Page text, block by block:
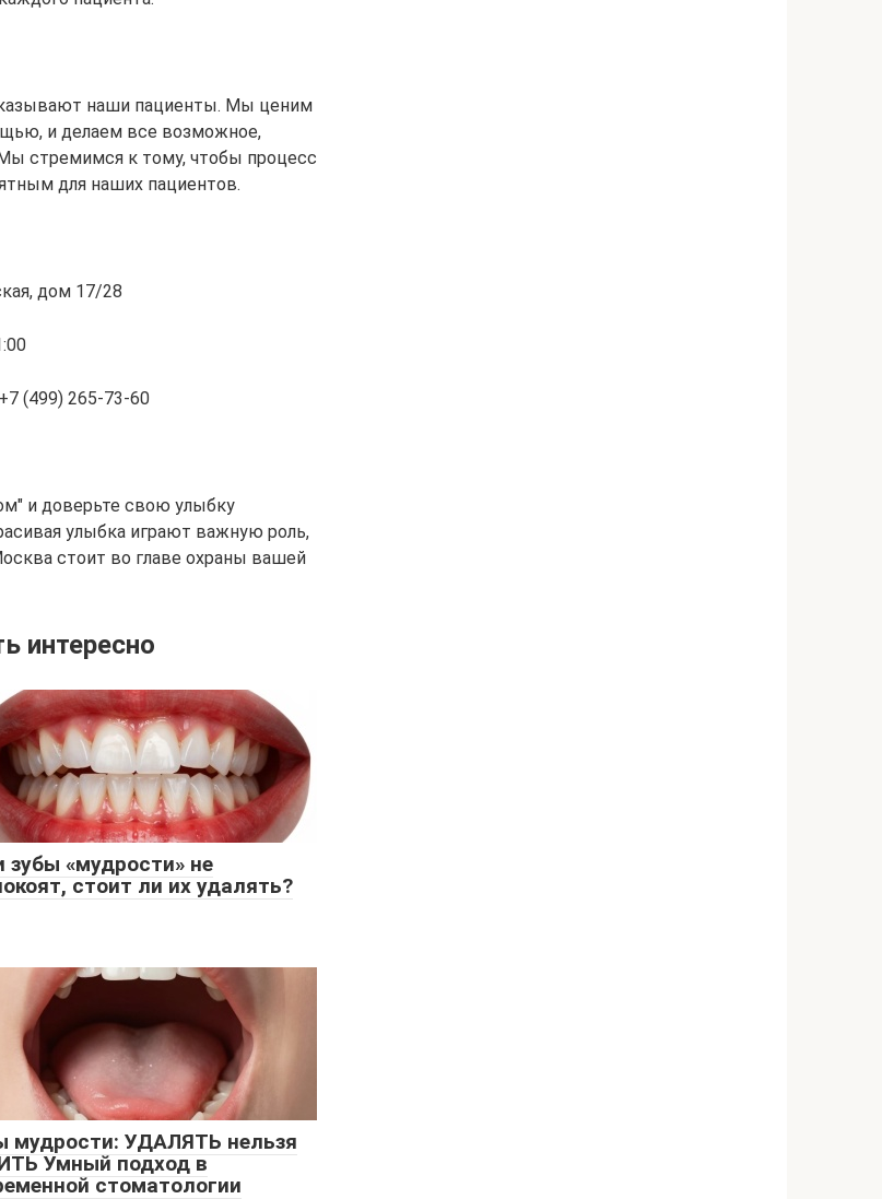
наши пациенты. Мы ценим
и делаем все возможное,
стремимся к тому, чтобы процесс
для наших пациентов.
дом 17/28
(499) 265-73-60
и доверьте свою улыбку
улыбка играют важную роль,
стоит во главе охраны вашей
интересно
зубы «мудрости» не
стоит ли их удалять?
мудрости: УДАЛЯТЬ нельзя
Умный подход в
стоматологии